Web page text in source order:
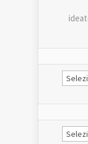
Le
Notizie
Notizie
per